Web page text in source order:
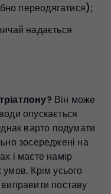
переодягатися);
надається
? Він може
опускається
варто подумати
зосереджені на
і маєте намір
Крім усього
поставу